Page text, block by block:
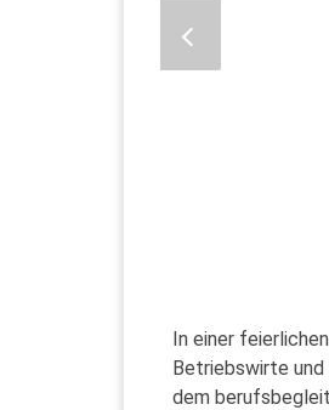
In einer
Betriebswirte
dem